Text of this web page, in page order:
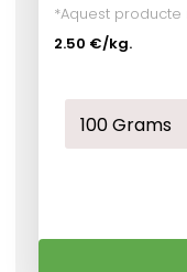
*Aquest
2.50 €/kg.